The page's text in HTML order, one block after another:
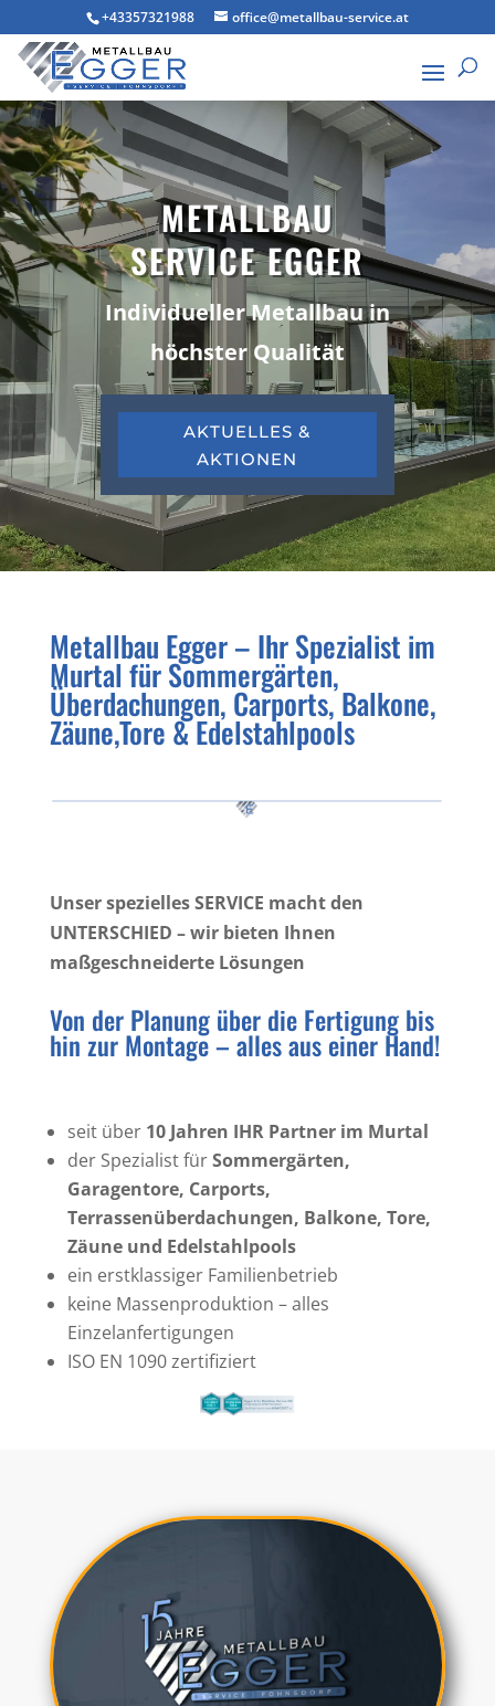
+43357321988 office@metallbau-service.at
METALLBAU
SERVICE EGGER
Individueller Metallbau in
höchster Qualität
AKTUELLES &
AKTIONEN
Metallbau Egger – Ihr Spezialist im
Murtal für Sommergärten,
Überdachungen, Carports, Balkone,
Zäune,Tore & Edelstahlpools
Unser spezielles SERVICE macht den
UNTERSCHIED – wir bieten Ihnen
maßgeschneiderte Lösungen
Von der Planung über die Fertigung bis
hin zur Montage – alles aus einer Hand!
seit über10 Jahren IHR Partner im Murtal
der Spezialist fürSommergärten,
Garagentore, Carports,
Terrassenüberdachungen, Balkone, Tore,
Zäune und Edelstahlpools
ein erstklassiger Familienbetrieb
keine Massenproduktion – alles
Einzelanfertigungen
ISO EN 1090 zertifiziert